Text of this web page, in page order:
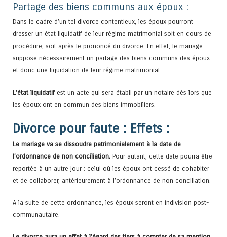
Partage des biens communs aux époux :
Dans le cadre d’un tel divorce contentieux, les époux pourront
dresser un état liquidatif de leur régime matrimonial soit en cours de
procédure, soit après le prononcé du divorce. En effet, le mariage
suppose nécessairement un partage des biens communs des époux
et donc une liquidation de leur régime matrimonial.
L’état liquidatifest un acte qui sera établi par un notaire dès lors que
les époux ont en commun des biens immobiliers.
Divorce pour faute : Effets :
Le mariage va se dissoudre patrimonialement à la date de
l’ordonnance de non conciliation. Pour autant, cette date pourra être
reportée à un autre jour : celui où les époux ont cessé de cohabiter
et de collaborer, antérieurement à l’ordonnance de non conciliation.
A la suite de cette ordonnance, les époux seront en indivision post-
communautaire.